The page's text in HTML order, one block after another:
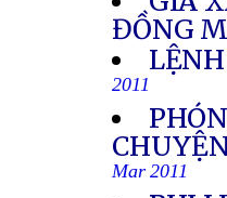
ĐỒNG
2011
Mar 2011